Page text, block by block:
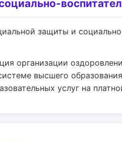
защиты и
организации
высшего
услуг на